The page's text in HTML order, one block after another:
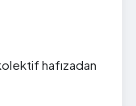
hafızadan